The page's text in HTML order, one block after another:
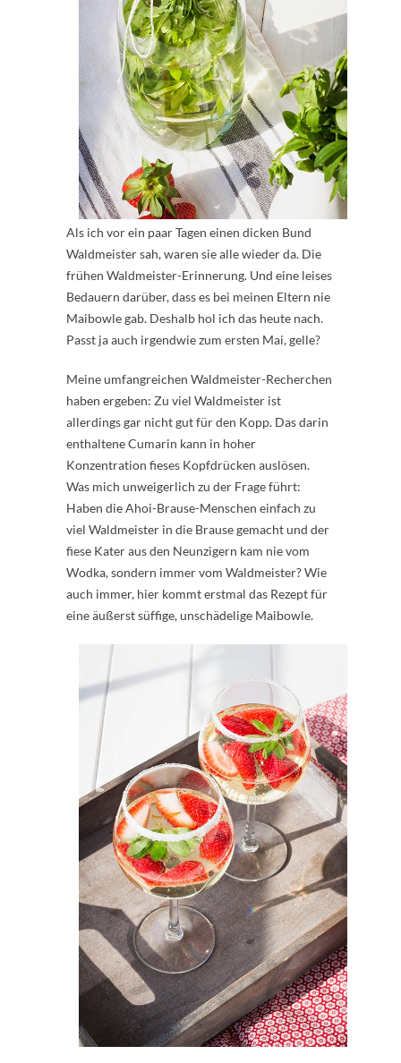
Als ich vor ein paar Tagen einen dicken Bund
Waldmeister sah, waren sie alle wieder da. Die
frühen Waldmeister-Erinnerung. Und eine leises
Bedauern darüber, dass es bei meinen Eltern nie
Maibowle gab. Deshalb hol ich das heute nach.
Passt ja auch irgendwie zum ersten Mai, gelle?
Meine umfangreichen Waldmeister-Recherchen
haben ergeben: Zu viel Waldmeister ist
allerdings gar nicht gut für den Kopp. Das darin
enthaltene Cumarin kann in hoher
Konzentration fieses Kopfdrücken auslösen.
Was mich unweigerlich zu der Frage führt:
Haben die Ahoi-Brause-Menschen einfach zu
viel Waldmeister in die Brause gemacht und der
fiese Kater aus den Neunzigern kam nie vom
Wodka, sondern immer vom Waldmeister? Wie
auch immer, hier kommt erstmal das Rezept für
eine äußerst süffige, unschädelige Maibowle.